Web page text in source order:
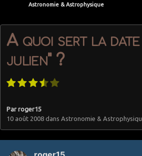
Astronomie & Astrophysique
A quoi sert la
julien" ?
Par roger15
10 août 2008 dans Astronomie &